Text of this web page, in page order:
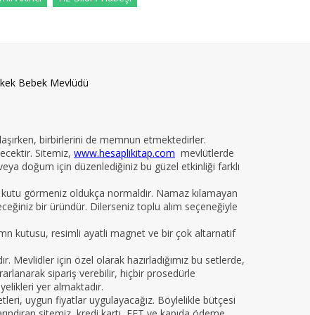
Bebek Mevlüdü
birbirlerini de memnun etmektedirler.
Sitemiz, www.hesaplikitap.com mevlütlerde
doğum için düzenlediğiniz bu güzel etkinliği farklı
görmeniz oldukça normaldir. Namaz kılamayan
bir üründür. Dilerseniz toplu alım seçeneğiyle
kutusu, resimli ayatli magnet ve bir çok altarnatif
için özel olarak hazırladığımız bu setlerde,
sipariş verebilir, hiçbir prosedürle
yer almaktadır.
uygun fiyatlar uygulayacağız. Böylelikle bütçesi